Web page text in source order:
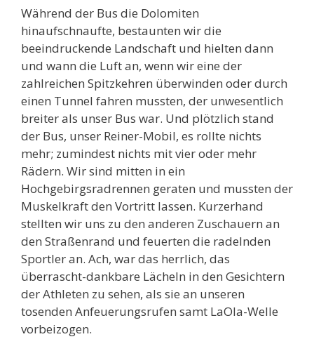
Während der Bus die Dolomiten
hinaufschnaufte, bestaunten wir die
beeindruckende Landschaft und hielten dann
und wann die Luft an, wenn wir eine der
zahlreichen Spitzkehren überwinden oder durch
einen Tunnel fahren mussten, der unwesentlich
breiter als unser Bus war. Und plötzlich stand
der Bus, unser Reiner-Mobil, es rollte nichts
mehr; zumindest nichts mit vier oder mehr
Rädern. Wir sind mitten in ein
Hochgebirgsradrennen geraten und mussten der
Muskelkraft den Vortritt lassen. Kurzerhand
stellten wir uns zu den anderen Zuschauern an
den Straßenrand und feuerten die radelnden
Sportler an. Ach, war das herrlich, das
überrascht-dankbare Lächeln in den Gesichtern
der Athleten zu sehen, als sie an unseren
tosenden Anfeuerungsrufen samt LaOla-Welle
vorbeizogen.